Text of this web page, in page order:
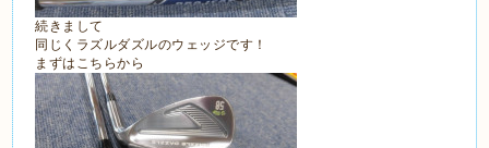
続きまして
同じくラズルダズルのウェッジです！
まずはこちらから